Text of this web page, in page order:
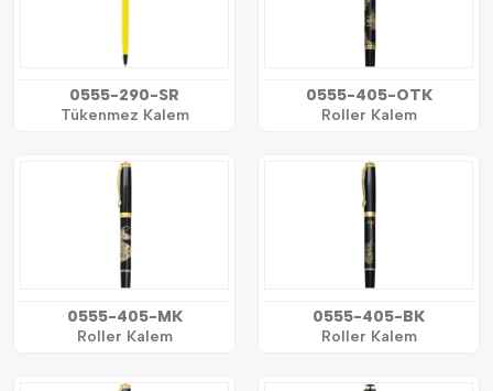
0555-290-SR
Tükenmez Kalem
0555-405-OTK
Roller Kalem
0555-405-MK
Roller Kalem
0555-405-BK
Roller Kalem